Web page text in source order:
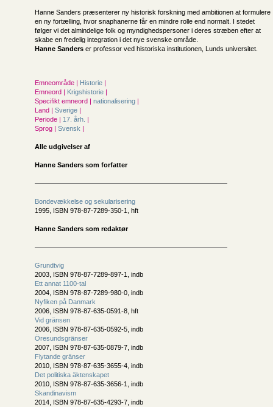
Hanne Sanders præsenterer ny historisk forskning med ambitionen at formulere
en ny fortælling, hvor snaphanerne får en mindre rolle end normalt. I stedet
følger vi det almindelige folk og myndighedspersoner i deres stræben efter at
skabe en fredelig integration i det nye svenske område.
Hanne Sanders er professor ved historiska institutionen, Lunds universitet.
Emneområde | Historie |
Emneord | Krigshistorie |
Specifikt emneord | nationalisering |
Land | Sverige |
Periode | 17. årh. |
Sprog | Svensk |
Alle udgivelser af
Hanne Sanders som forfatter
Bondevækkelse og sekularisering
1995, ISBN 978-87-7289-350-1, hft
Hanne Sanders som redaktør
Grundtvig
2003, ISBN 978-87-7289-897-1, indb
Ett annat 1100-tal
2004, ISBN 978-87-7289-980-0, indb
Nyfiken på Danmark
2006, ISBN 978-87-635-0591-8, hft
Vid gränsen
2006, ISBN 978-87-635-0592-5, indb
Öresundsgränser
2007, ISBN 978-87-635-0879-7, indb
Flytande gränser
2010, ISBN 978-87-635-3655-4, indb
Det politiska äktenskapet
2010, ISBN 978-87-635-3656-1, indb
Skandinavism
2014, ISBN 978-87-635-4293-7, indb